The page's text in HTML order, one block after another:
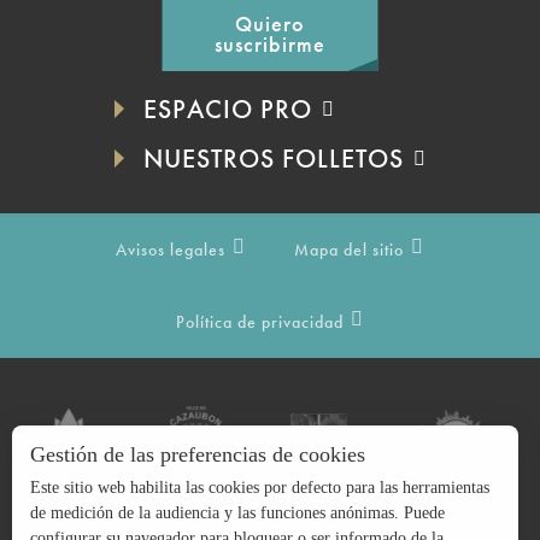
Quiero
suscribirme
ESPACIO PRO
NUESTROS FOLLETOS
Avisos legales Mapa del sitio
Política de privacidad
Gestión de las preferencias de cookies
Este sitio web habilita las cookies por defecto para las herramientas
de medición de la audiencia y las funciones anónimas. Puede